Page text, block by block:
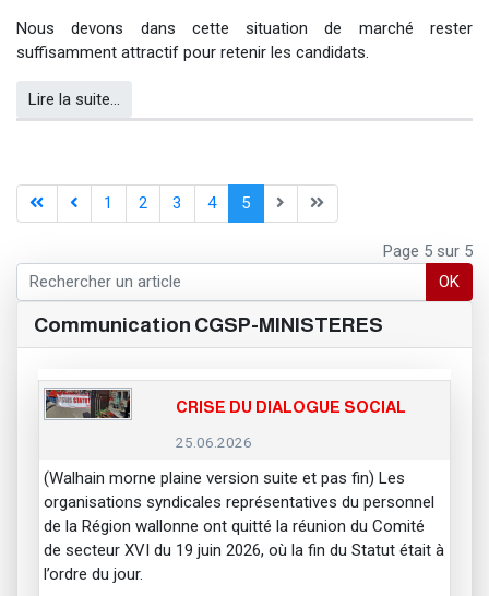
Nous devons dans cette situation de marché rester
suffisamment attractif pour retenir les candidats.
Lire la suite...
1 2 3 4 5
Page 5 sur 5
OK
Communication CGSP-MINISTERES
CRISE DU DIALOGUE SOCIAL
25.06.2026
(Walhain morne plaine version suite et pas fin) Les
organisations syndicales représentatives du personnel
de la Région wallonne ont quitté la réunion du Comité
de secteur XVI du 19 juin 2026, où la fin du Statut était à
l’ordre du jour.